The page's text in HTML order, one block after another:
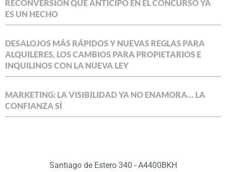
RECONVERSIÓN QUE ANTICIPÓ EN EL CONCURSO YA
ES UN HECHO
DESALOJOS MÁS RÁPIDOS Y NUEVAS REGLAS PARA
ALQUILERES, LOS CAMBIOS PARA PROPIETARIOS E
INQUILINOS CON LA NUEVA LEY
MARKETING: LA VISIBILIDAD YA NO ENAMORA… LA
CONFIANZA SÍ
Santiago de Estero 340 - A4400BKH